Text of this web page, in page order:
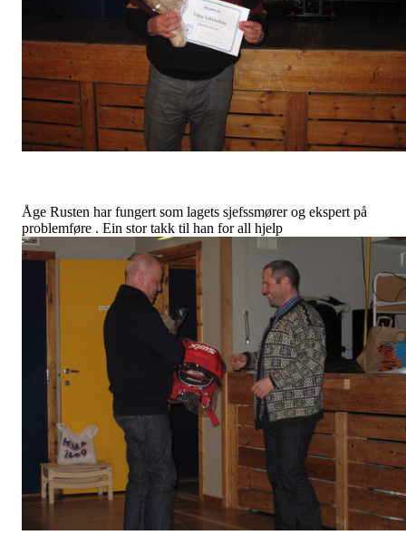
Åge Rusten har fungert som lagets sjefssmører og ekspert på
problemføre . Ein stor takk til han for all hjelp